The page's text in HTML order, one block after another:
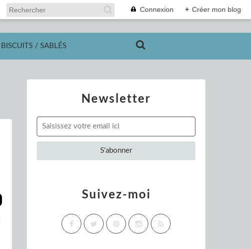
Connexion + Créer mon blog
BISCUITS / SABLÉS
Newsletter
Suivez-moi